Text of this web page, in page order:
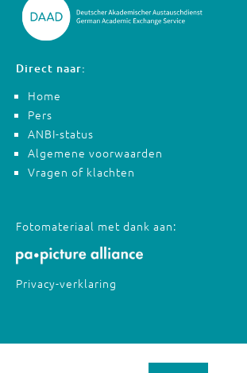
Direct naar:
Home
Pers
ANBI-status
Algemene voorwaarden
Vragen of klachten
Fotomateriaal met dank aan:
Privacy-verklaring